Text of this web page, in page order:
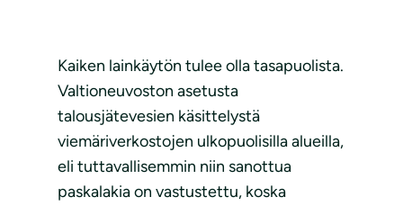
Kaiken lainkäytön tulee olla tasapuolista.
Valtioneuvoston asetusta
talousjätevesien käsittelystä
viemäriverkostojen ulkopuolisilla alueilla,
eli tuttavallisemmin niin sanottua
paskalakia on vastustettu, koska